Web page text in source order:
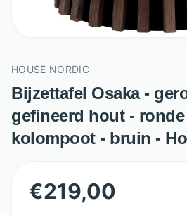
HOUSE NORDIC
Bijzettafel Osaka -
gefineerd hout -
kolompoot - bruin -
€219,00